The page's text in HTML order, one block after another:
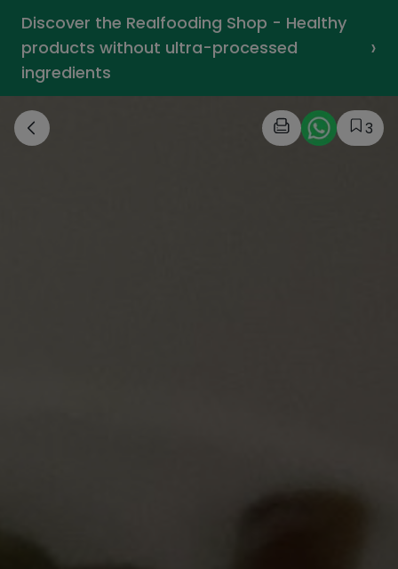
Discover the Realfooding Shop - Healthy
products without ultra-processed
ingredients
›
3